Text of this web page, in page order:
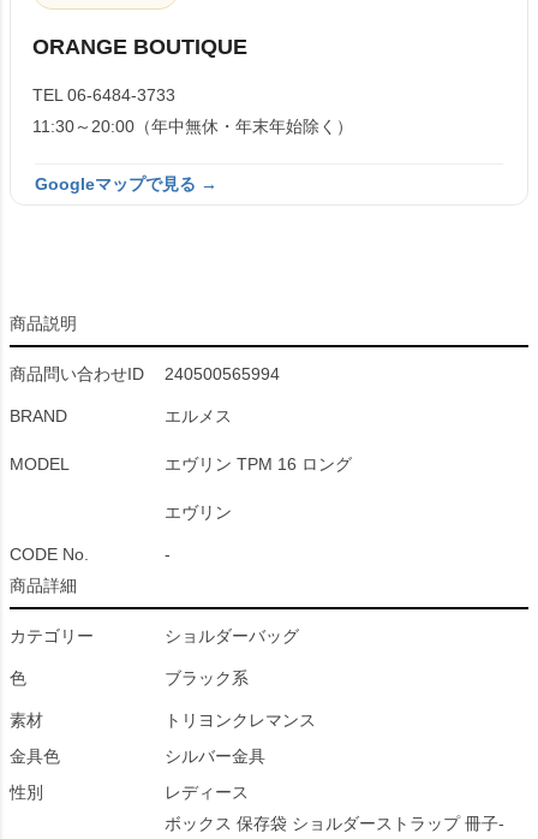
ORANGE BOUTIQUE
TEL 06-6484-3733
11:30～20:00（年中無休・年末年始除く）
Googleマップで見る →
商品説明
商品問い合わせID 240500565994
BRAND エルメス
MODEL エヴリン TPM 16 ロング
エヴリン
CODE No.
-
商品詳細
カテゴリー ショルダーバッグ
色 ブラック系
素材
トリヨンクレマンス
金具色
シルバー金具
性別
レディース
ボックス 保存袋 ショルダーストラップ 冊子-